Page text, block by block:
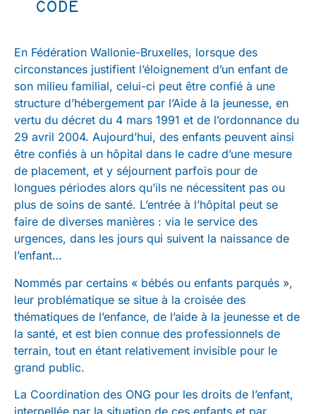
CODE
En Fédération Wallonie-Bruxelles, lorsque des
circonstances justifient l’éloignement d’un enfant de
son milieu familial, celui-ci peut être confié à une
structure d’hébergement par l’Aide à la jeunesse, en
vertu du décret du 4 mars 1991 et de l’ordonnance du
29 avril 2004. Aujourd’hui, des enfants peuvent ainsi
être confiés à un hôpital dans le cadre d’une mesure
de placement, et y séjournent parfois pour de
longues périodes alors qu’ils ne nécessitent pas ou
plus de soins de santé. L’entrée à l’hôpital peut se
faire de diverses manières : via le service des
urgences, dans les jours qui suivent la naissance de
l’enfant…
Nommés par certains « bébés ou enfants parqués »,
leur problématique se situe à la croisée des
thématiques de l’enfance, de l’aide à la jeunesse et de
la santé, et est bien connue des professionnels de
terrain, tout en étant relativement invisible pour le
grand public.
La Coordination des ONG pour les droits de l’enfant,